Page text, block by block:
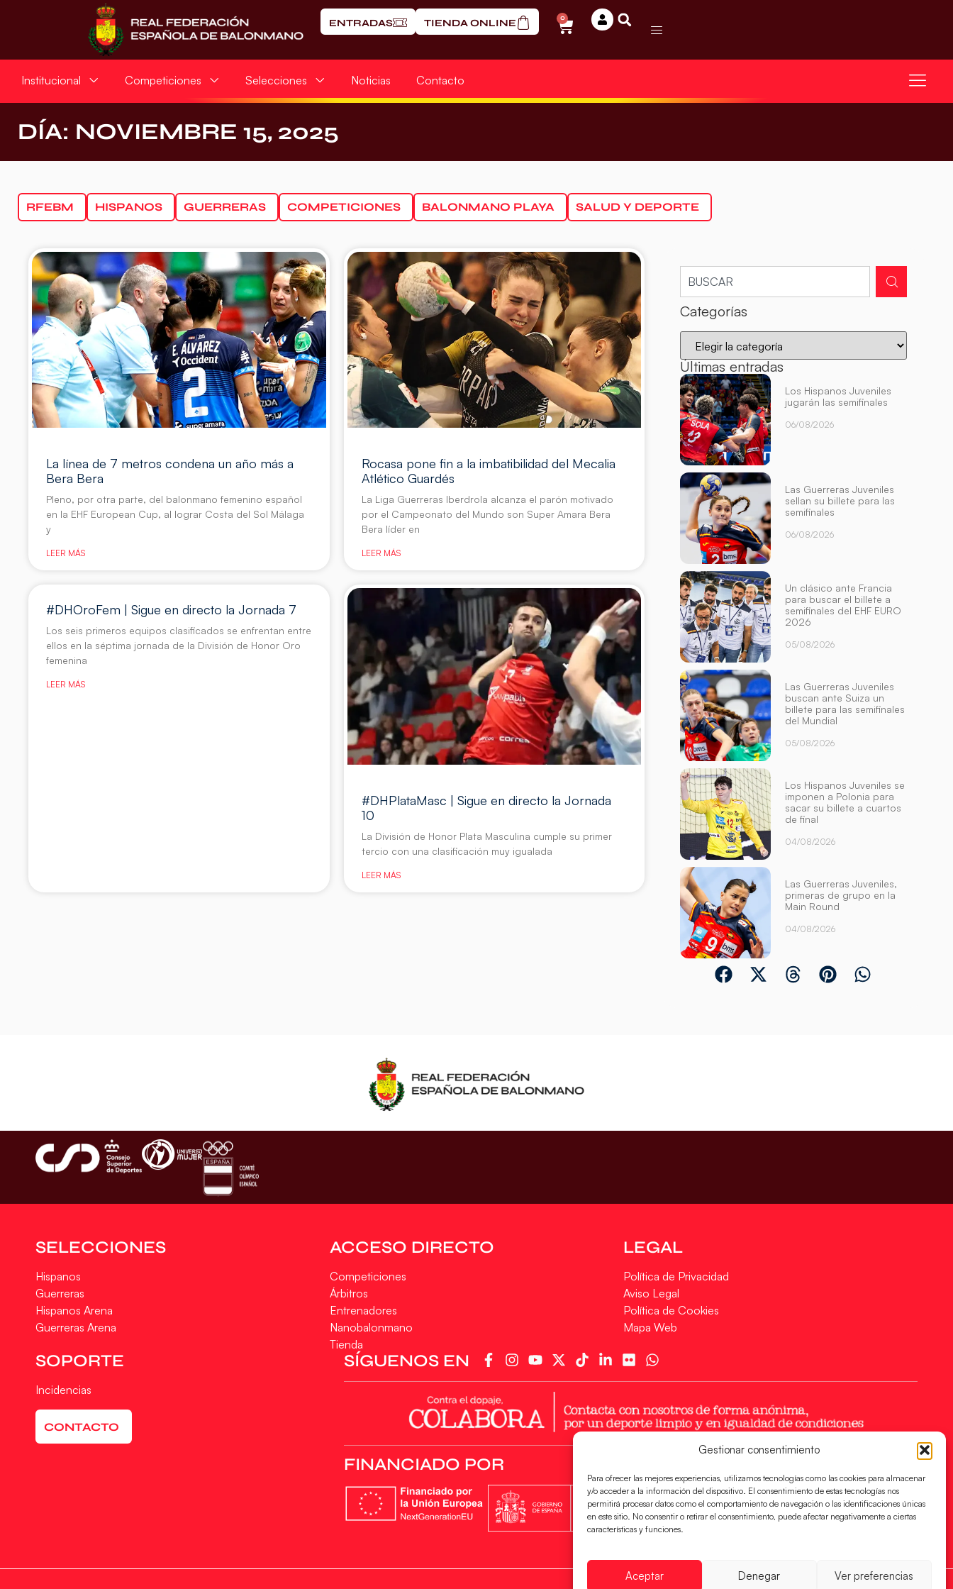
Gestionar consentimiento
Para ofrecer las mejores experiencias, utilizamos tecnologías como las cookies para almacenar
y/o acceder a la información del dispositivo. El consentimiento de estas tecnologías nos
permitirá procesar datos como el comportamiento de navegación o las identificaciones únicas
en este sitio. No consentir o retirar el consentimiento, puede afectar negativamente a ciertas
características y funciones.
Aceptar Denegar Ver preferencias
ENTRADAS TIENDA ONLINE 0
Institucional Competiciones Selecciones Noticias Contacto
DÍA: NOVIEMBRE 15, 2025
RFEBM HISPANOS GUERRERAS COMPETICIONES BALONMANO PLAYA SALUD Y DEPORTE
La línea de 7 metros condena un año más a
Bera Bera
Pleno, por otra parte, del balonmano femenino español
en la EHF European Cup, al lograr Costa del Sol Málaga
y
LEER MÁS
Rocasa pone fin a la imbatibilidad del Mecalia
Atlético Guardés
La Liga Guerreras Iberdrola alcanza el parón motivado
por el Campeonato del Mundo son Super Amara Bera
Bera líder en
LEER MÁS
#DHOroFem | Sigue en directo la Jornada 7
Los seis primeros equipos clasificados se enfrentan entre
ellos en la séptima jornada de la División de Honor Oro
femenina
LEER MÁS
#DHPlataMasc | Sigue en directo la Jornada
10
La División de Honor Plata Masculina cumple su primer
tercio con una clasificación muy igualada
LEER MÁS
Categorías
Últimas entradas
Los Hispanos Juveniles
jugarán las semifinales
06/08/2026
Las Guerreras Juveniles
sellan su billete para las
semifinales
06/08/2026
Un clásico ante Francia
para buscar el billete a
semifinales del EHF EURO
2026
05/08/2026
Las Guerreras Juveniles
buscan ante Suiza un
billete para las semifinales
del Mundial
05/08/2026
Los Hispanos Juveniles se
imponen a Polonia para
sacar su billete a cuartos
de final
04/08/2026
Las Guerreras Juveniles,
primeras de grupo en la
Main Round
04/08/2026
SELECCIONES
Hispanos
Guerreras
Hispanos Arena
Guerreras Arena
ACCESO DIRECTO
Competiciones
Árbitros
Entrenadores
Nanobalonmano
Tienda
LEGAL
Política de Privacidad
Aviso Legal
Política de Cookies
Mapa Web
SOPORTE
Incidencias
CONTACTO
SÍGUENOS EN
FINANCIADO POR